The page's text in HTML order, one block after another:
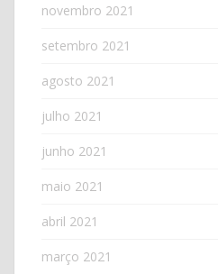
novembro 2021
setembro 2021
agosto 2021
julho 2021
junho 2021
maio 2021
abril 2021
março 2021